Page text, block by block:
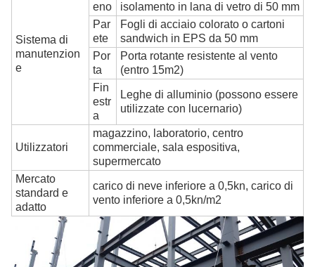
Sistema di
manutenzion
e
eno
isolamento in lana di vetro di 50 mm
Par
ete
Fogli di acciaio colorato o cartoni
sandwich in EPS da 50 mm
Por
ta
Porta rotante resistente al vento
(entro 15m2)
Fin
estr
a
Leghe di alluminio (possono essere
utilizzate con lucernario)
Utilizzatori
magazzino, laboratorio, centro
commerciale, sala espositiva,
supermercato
Mercato
standard e
adatto
carico di neve inferiore a 0,5kn, carico di
vento inferiore a 0,5kn/m2